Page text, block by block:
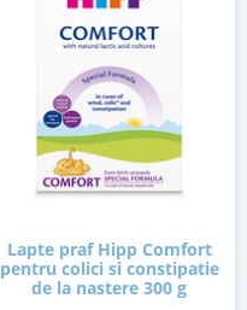
Lapte praf Hipp Comfort
pentru colici si constipatie
de la nastere 300 g